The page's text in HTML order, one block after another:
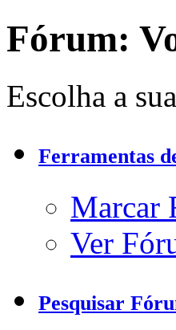
Fórum:
Escolha a
Ferramentas
Marcar
Ver
Pesquisar